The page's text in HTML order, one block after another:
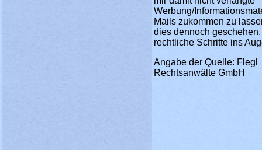
Werbung/
Mails zukommen zu
dies dennoch
rechtliche Schritte ins
Angabe der Quelle: Flegl
Rechtsanwälte GmbH